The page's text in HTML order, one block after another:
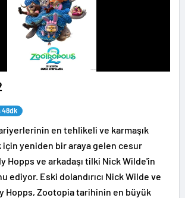
48dk
en tehlikeli ve karmaşık
için yeniden bir araya gelen cesur
Hopps ve arkadaşı tilki Nick Wilde'in
ediyor. Eski dolandırıcı Nick Wilde ve
Hopps, Zootopia tarihinin en büyük